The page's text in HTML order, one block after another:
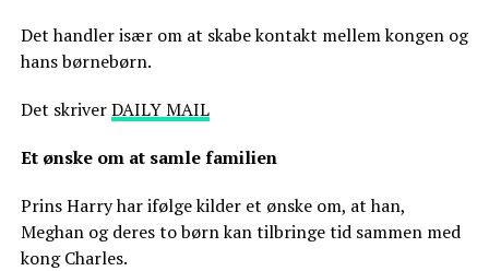
Det handler især om at skabe kontakt mellem kongen og
hans børnebørn.
Det skriverDAILY MAIL
Et ønske om at samle familien
Prins Harry har ifølge kilder et ønske om, at han,
Meghan og deres to børn kan tilbringe tid sammen med
kong Charles.